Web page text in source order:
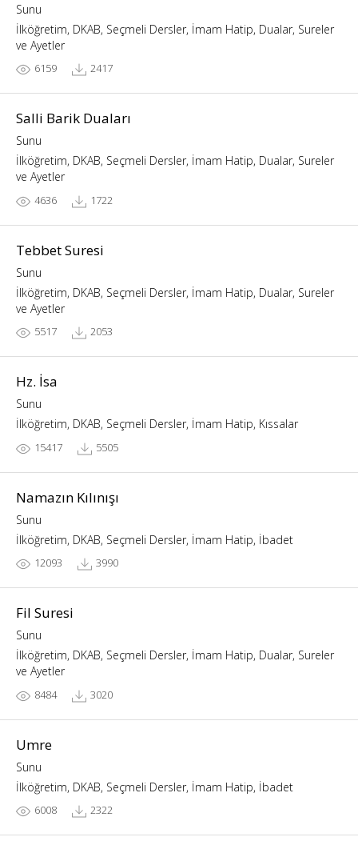
Sunu
İlköğretim, DKAB, Seçmeli Dersler, İmam Hatip, Dualar, Sureler
ve Ayetler
6159 2417
Salli Barik Duaları
Sunu
İlköğretim, DKAB, Seçmeli Dersler, İmam Hatip, Dualar, Sureler
ve Ayetler
4636 1722
Tebbet Suresi
Sunu
İlköğretim, DKAB, Seçmeli Dersler, İmam Hatip, Dualar, Sureler
ve Ayetler
5517 2053
Hz. İsa
Sunu
İlköğretim, DKAB, Seçmeli Dersler, İmam Hatip, Kıssalar
15417 5505
Namazın Kılınışı
Sunu
İlköğretim, DKAB, Seçmeli Dersler, İmam Hatip, İbadet
12093 3990
Fil Suresi
Sunu
İlköğretim, DKAB, Seçmeli Dersler, İmam Hatip, Dualar, Sureler
ve Ayetler
8484 3020
Umre
Sunu
İlköğretim, DKAB, Seçmeli Dersler, İmam Hatip, İbadet
6008 2322